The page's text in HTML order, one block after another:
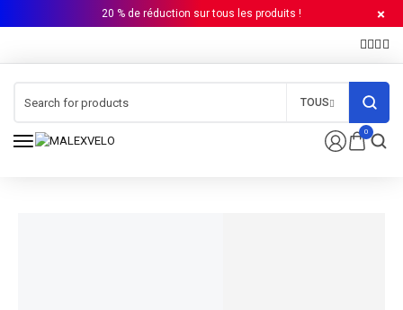
20 % de réduction sur tous les produits !
0
TOUS